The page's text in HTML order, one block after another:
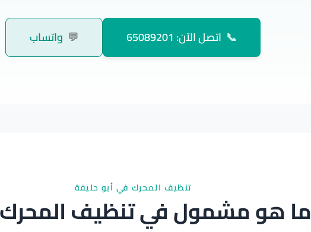
📞 اتصل الآن: 65089201 💬 واتساب
تنظيف المحرك في أبو حليفة
ما هو مشمول في تنظيف المحرك